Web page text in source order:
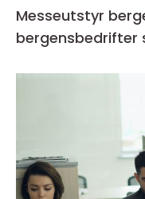
Messeutstyr bergen slik
bergensbedrifter